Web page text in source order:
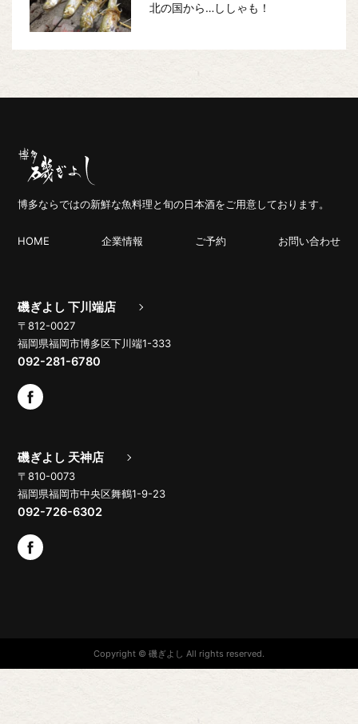
北の国から…ししゃも！
博多ならではの新鮮な魚料理と旬の日本酒をご用意しております。
HOME 企業情報 ご予約 お問い合わせ
磯ぎよし 下川端店
〒812-0027
福岡県福岡市博多区下川端1-333
092-281-6780
磯ぎよし 天神店
〒810-0073
福岡県福岡市中央区舞鶴1-9-23
092-726-6302
Copyright © 磯ぎよし All rights reserved.